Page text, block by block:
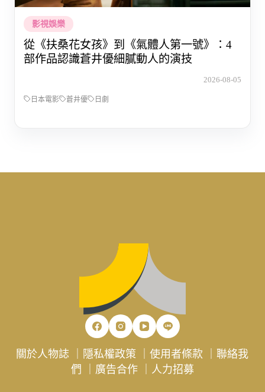
影視娛樂
從《扶桑花女孩》到《氣體人第一號》：4
部作品認識蒼井優細膩動人的演技
2026-08-05
日本電影 蒼井優 日劇
關於人物誌 隱私權政策 ｜使用者條款 ｜聯絡我
們
廣告合作｜ 人力招募